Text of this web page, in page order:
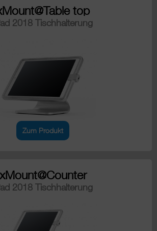
top
2018 Tischhalterung
Zum Produkt
xMount@Counter
2018 Tischhalterung